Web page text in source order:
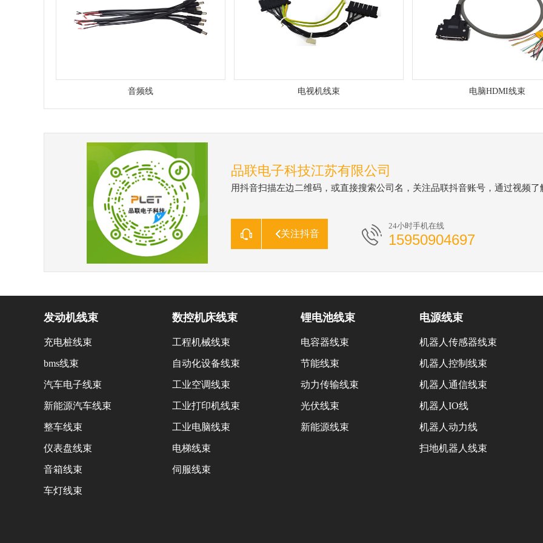
音频线 电视机线束 电脑HDMI线束
品联电子科技江苏有限公司
用抖音扫描左边二维码，或直接搜索公司名，关注品联抖音账号，通过视频了
关注抖音
24小时手机在线
15950904697
发动机线束
充电桩线束
bms线束
汽车电子线束
新能源汽车线束
整车线束
仪表盘线束
音箱线束
车灯线束
数控机床线束
工程机械线束
自动化设备线束
工业空调线束
工业打印机线束
工业电脑线束
电梯线束
伺服线束
锂电池线束
电容器线束
节能线束
动力传输线束
光伏线束
新能源线束
电源线束
机器人传感器线束
机器人控制线束
机器人通信线束
机器人IO线
机器人动力线
扫地机器人线束